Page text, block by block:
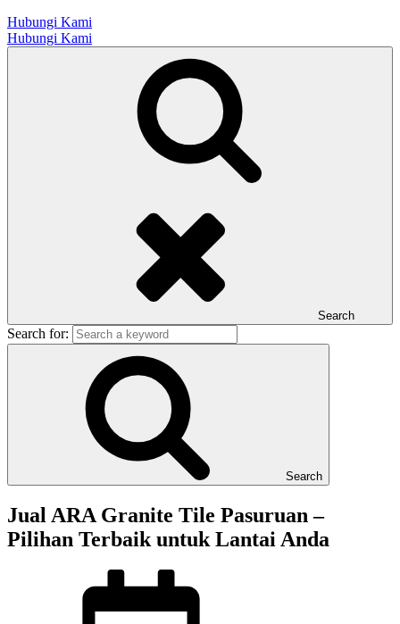
Hubungi Kami
Hubungi Kami
Search
Search for:
Search
Jual ARA Granite Tile Pasuruan –
Pilihan Terbaik untuk Lantai Anda